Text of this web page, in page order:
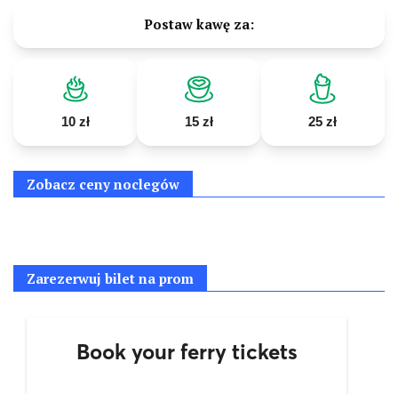
Postaw kawę za:
10 zł 15 zł 25 zł
Zobacz ceny noclegów
Zarezerwuj bilet na prom